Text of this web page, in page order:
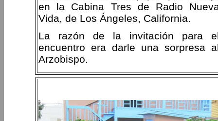
en la Cabina Tres de Radio
Vida, de Los Ángeles, California.
La razón de la invitación para
encuentro era darle una sorpresa
Arzobispo.